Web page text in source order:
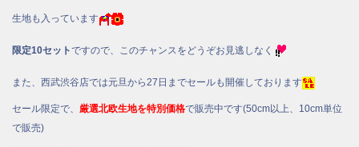
生地も入っています
限定10セットですので、このチャンスをどうぞお見逃しなく
また、西武渋谷店では元旦から27日までセールも開催しております
セール限定で、 厳選北欧生地を特別価格で販売中です(50cm以上、10cm単位
で販売)